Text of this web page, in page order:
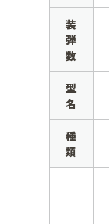
装
弾
数
型
名
種
類